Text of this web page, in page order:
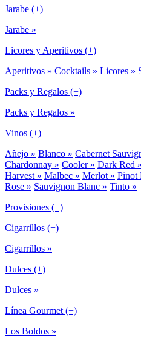
Jarabe (+)
Jarabe »
Licores y Aperitivos (+)
Aperitivos » Cocktails » Licores »
Packs y Regalos (+)
Packs y Regalos »
Vinos (+)
Añejo » Blanco » Cabernet
Chardonnay » Cooler » Dark Red »
Harvest » Malbec » Merlot » Pinot
Rose » Sauvignon Blanc » Tinto »
Provisiones (+)
Cigarrillos (+)
Cigarrillos »
Dulces (+)
Dulces »
Línea Gourmet (+)
Los Boldos »